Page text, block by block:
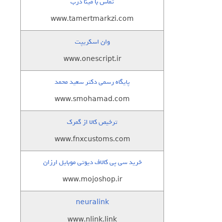
www.tamertmarkzi.com
وان اسکریپت
www.onescript.ir
پایگاه رسمی دکتر سعید محمد
www.smohamad.com
ترخیص کالا از گمرک
www.fnxcustoms.com
خرید سی پی کالاف دیوتی موبایل ارزان
www.mojoshop.ir
neuralink
www.nlink.link